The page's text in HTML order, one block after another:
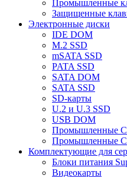
Промышленные
Защищенные
Электронные диски
IDE DOM
M.2 SSD
mSATA SSD
PATA SSD
SATA DOM
SATA SSD
SD-карты
U.2 и U.3 SSD
USB DOM
Промышленные
Промышленные
Комплектующие для
Блоки питания
Видеокарты